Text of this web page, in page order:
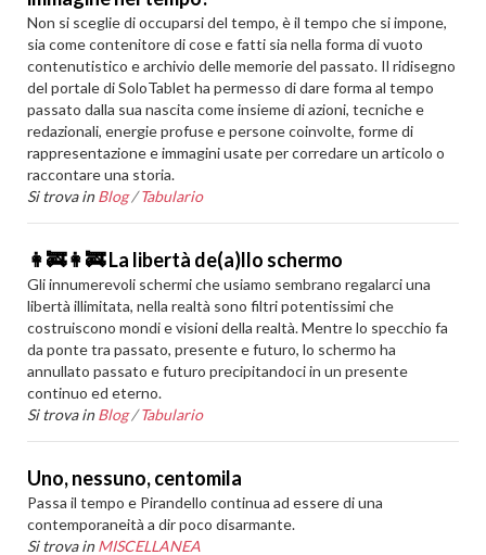
Non si sceglie di occuparsi del tempo, è il tempo che si impone,
sia come contenitore di cose e fatti sia nella forma di vuoto
contenutistico e archivio delle memorie del passato. Il ridisegno
del portale di SoloTablet ha permesso di dare forma al tempo
passato dalla sua nascita come insieme di azioni, tecniche e
redazionali, energie profuse e persone coinvolte, forme di
rappresentazione e immagini usate per corredare un articolo o
raccontare una storia.
Si trova in Blog /Tabulario
👩‍🚒️👩‍🚒️ La libertà de(a)llo schermo
Gli innumerevoli schermi che usiamo sembrano regalarci una
libertà illimitata, nella realtà sono filtri potentissimi che
costruiscono mondi e visioni della realtà. Mentre lo specchio fa
da ponte tra passato, presente e futuro, lo schermo ha
annullato passato e futuro precipitandoci in un presente
continuo ed eterno.
Si trova in Blog /Tabulario
Uno, nessuno, centomila
Passa il tempo e Pirandello continua ad essere di una
contemporaneità a dir poco disarmante.
Si trova in MISCELLANEA